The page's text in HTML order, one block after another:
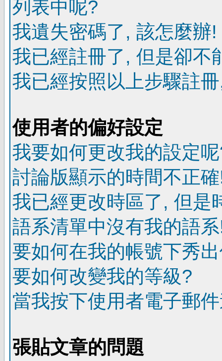
列表中呢?
我遺失密碼了, 該怎麼辦!
我已經註冊了, 但是卻不
我已經按照以上步驟註
使用者的偏好設定
我要如何更改我的設定
討論版顯示的時間不正
我已經更改時區了, 但是
語系清單中沒有我的語
要如何在我的帳號下秀
要如何改變我的等級?
當我按下使用者電子郵
張貼文章的問題